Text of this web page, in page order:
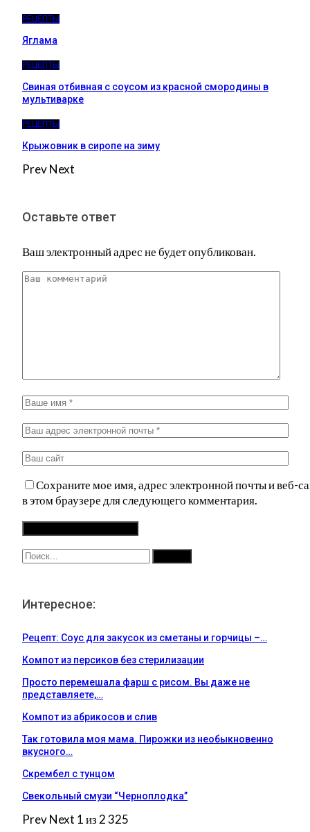
РЕЦЕПТЫ
Яглама
РЕЦЕПТЫ
Свиная отбивная с соусом из красной смородины в
мультиварке
РЕЦЕПТЫ
Крыжовник в сиропе на зиму
PrevNext
Оставьте ответ
Ваш электронный адрес не будет опубликован.
Сохраните мое имя, адрес электронной почты и веб-
в этом браузере для следующего комментария.
Интересное:
Рецепт: Соус для закусок из сметаны и горчицы –…
Компот из персиков без стерилизации
Просто перемешала фарш с рисом. Вы даже не
представляете,…
Компот из абрикосов и слив
Так готовила моя мама. Пирожки из необыкновенно
вкусного…
Скрембел с тунцом
Свекольный смузи “Черноплодка”
PrevNext 1 из 2 325